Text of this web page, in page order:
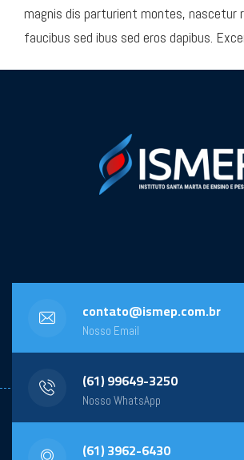
magnis dis parturient montes, nascetur
faucibus sed ibus sed eros dapibus.
contato@ismep.com.br
Nosso Email
(61) 99649-3250
Nosso WhatsApp
(61) 3962-6430